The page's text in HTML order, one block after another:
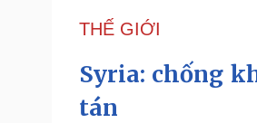
Đảng
Tổ chức nhân sự
Nhận diện sự thật
THẾ GIỚI
Syria: chống
tán